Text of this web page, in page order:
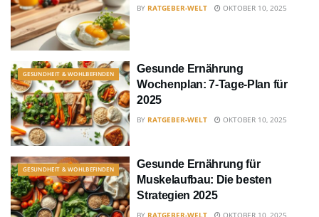
BY RATGEBER-WELT OKTOBER 10, 2025
GESUNDHEIT & WOHLBEFINDEN
Gesunde Ernährung
Wochenplan: 7-Tage-Plan für
2025
BY RATGEBER-WELT OKTOBER 10, 2025
GESUNDHEIT & WOHLBEFINDEN
Gesunde Ernährung für
Muskelaufbau: Die besten
Strategien 2025